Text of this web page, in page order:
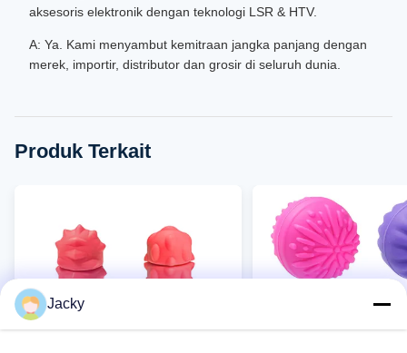
aksesoris elektronik dengan teknologi LSR & HTV.
A: Ya. Kami menyambut kemitraan jangka panjang dengan
merek, importir, distributor dan grosir di seluruh dunia.
Produk Terkait
Jacky